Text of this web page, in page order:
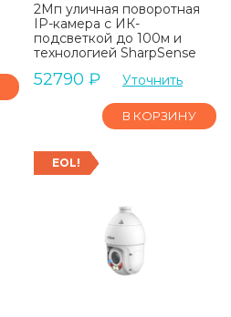
2Мп уличная поворотная
IP-камера с ИК-
подсветкой до 100м и
технологией SharpSense
52790 ₽ Уточнить
В КОРЗИНУ
EOL!